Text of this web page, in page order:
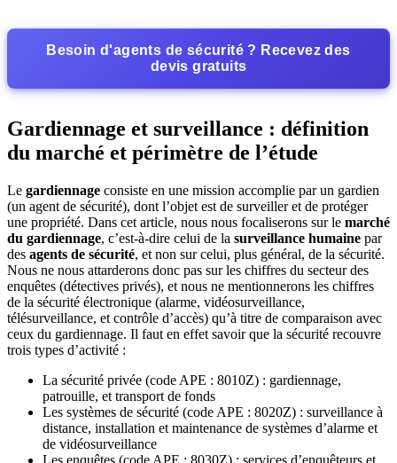
Besoin d'agents de sécurité ? Recevez des
devis gratuits
Gardiennage et surveillance : définition
du marché et périmètre de l’étude
Le gardiennage consiste en une mission accomplie par un gardien
(un agent de sécurité), dont l’objet est de surveiller et de protéger
une propriété. Dans cet article, nous nous focaliserons sur le marché
du gardiennage, c’est-à-dire celui de la surveillance humaine par
des agents de sécurité, et non sur celui, plus général, de la sécurité.
Nous ne nous attarderons donc pas sur les chiffres du secteur des
enquêtes (détectives privés), et nous ne mentionnerons les chiffres
de la sécurité électronique (alarme, vidéosurveillance,
télésurveillance, et contrôle d’accès) qu’à titre de comparaison avec
ceux du gardiennage. Il faut en effet savoir que la sécurité recouvre
trois types d’activité :
La sécurité privée (code APE : 8010Z) : gardiennage,
patrouille, et transport de fonds
Les systèmes de sécurité (code APE : 8020Z) : surveillance à
distance, installation et maintenance de systèmes d’alarme et
de vidéosurveillance
Les enquêtes (code APE : 8030Z) : services d’enquêteurs et